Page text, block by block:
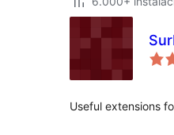
Useful extensions